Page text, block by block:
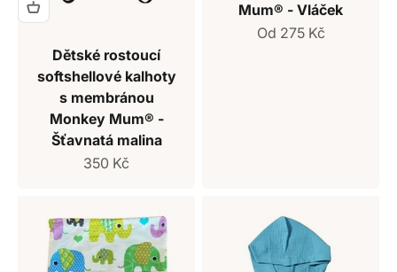
Dětské rostoucí
softshellové kalhoty
s membránou
Monkey Mum® -
Šťavnatá malina
Prodejní cena
350 Kč
Mum® - Vláček
Prodejní cena
Od 275 Kč